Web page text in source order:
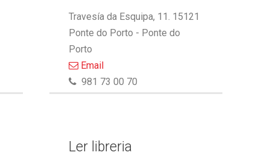
Travesía da Esquipa, 11. 15121
Ponte do Porto - Ponte do
Porto
Email
981 73 00 70
Ler libreria